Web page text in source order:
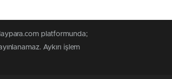
platformunda;
Aykırı işlem